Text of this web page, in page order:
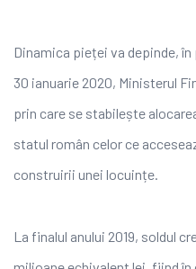
Dinamica pieței va depinde, în
30 ianuarie 2020, Ministerul
prin care se stabilește
statul român celor ce
construirii unei locuințe.
La finalul anului 2019, soldul